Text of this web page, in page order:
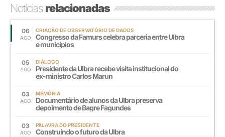
Notíciasrelacionadas
06
AGO
CRIAÇÃO DE OBSERVATÓRIO DE DADOS
Congresso da Famurs celebra parceria entre Ulbra
e municípios
05
AGO
DIÁLOGO
Presidente da Ulbra recebe visita institucional do
ex-ministro Carlos Marun
03
AGO
MEMÓRIA
Documentário de alunos da Ulbra preserva
depoimento de Bagre Fagundes
03
AGO
PALAVRA DO PRESIDENTE
Construindo o futuro da Ulbra